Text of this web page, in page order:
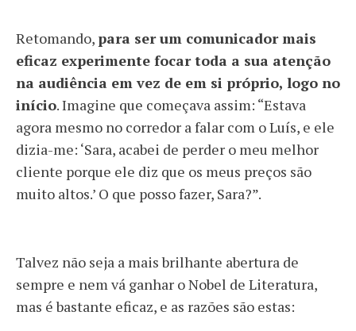
Retomando, para ser um comunicador mais
eficaz experimente focar toda a sua atenção
na audiência em vez de em si próprio, logo no
início. Imagine que começava assim: “Estava
agora mesmo no corredor a falar com o Luís, e ele
dizia-me: ‘Sara, acabei de perder o meu melhor
cliente porque ele diz que os meus preços são
muito altos.’ O que posso fazer, Sara?”.
Talvez não seja a mais brilhante abertura de
sempre e nem vá ganhar o Nobel de Literatura,
mas é bastante eficaz, e as razões são estas: